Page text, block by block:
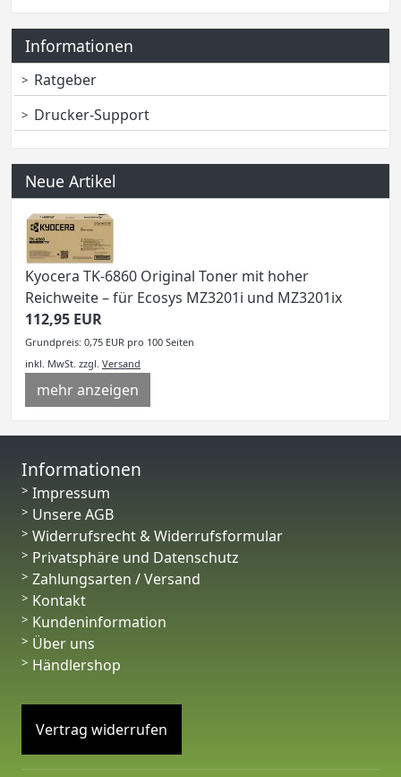
Informationen
Ratgeber
Drucker-Support
Neue Artikel
Kyocera TK-6860 Original Toner mit hoher
Reichweite – für Ecosys MZ3201i und MZ3201ix
112,95 EUR
Grundpreis: 0,75 EUR pro 100 Seiten
inkl. MwSt. zzgl. Versand
mehr anzeigen
Informationen
Impressum
Unsere AGB
Widerrufsrecht & Widerrufsformular
Privatsphäre und Datenschutz
Zahlungsarten / Versand
Kontakt
Kundeninformation
Über uns
Händlershop
Vertrag widerrufen